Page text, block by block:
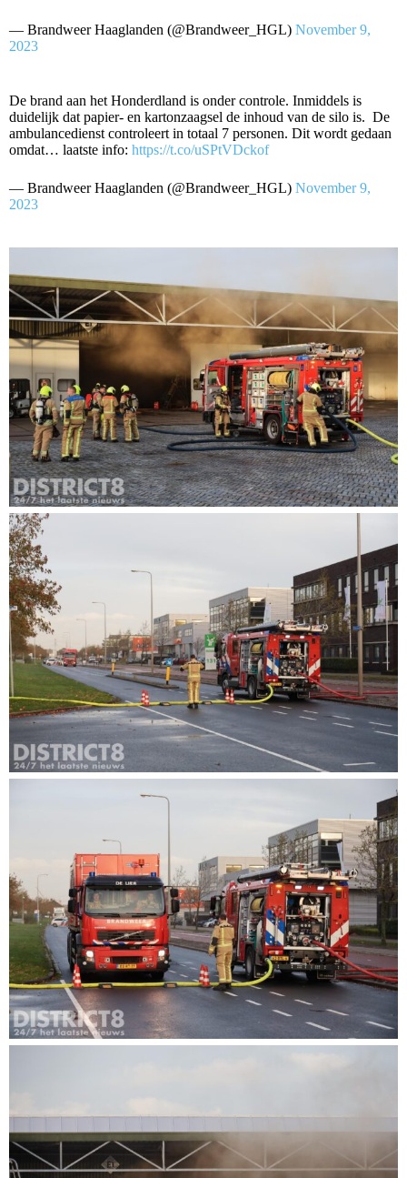
— Brandweer Haaglanden (@Brandweer_HGL) November 9,
2023
De brand aan het Honderdland is onder controle. Inmiddels is
duidelijk dat papier- en kartonzaagsel de inhoud van de silo is. De
ambulancedienst controleert in totaal 7 personen. Dit wordt gedaan
omdat… laatste info: https://t.co/uSPtVDckof
— Brandweer Haaglanden (@Brandweer_HGL) November 9,
2023